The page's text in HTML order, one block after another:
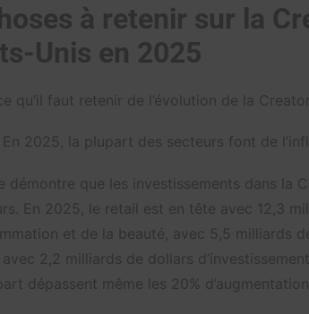
à retenir sur la
Unis en 2025
qu’il faut retenir de l’évolution de la
En 2025, la plupart des secteurs font de
démontre que les investissements dans
En 2025, le retail est en tête avec 12,3
et de la beauté, avec 5,5 milliards
avec 2,2 milliards de dollars
dépassent même les 20%